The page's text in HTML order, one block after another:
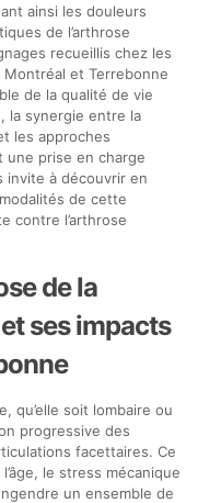
ainsi les douleurs
de l’arthrose
recueillis chez les
Montréal et Terrebonne
de la qualité de vie
la synergie entre la
les approches
une prise en charge
invite à découvrir en
de cette
contre l’arthrose
de la
ses impacts
qu’elle soit lombaire ou
progressive des
facettaires. Ce
le stress mécanique
un ensemble de